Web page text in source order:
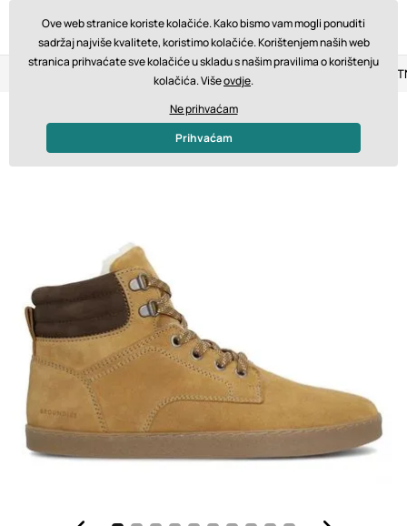
Povrat u roku od 14 dana Brza dostava od 200 €
Ove web stranice koriste kolačiće. Kako bismo vam mogli ponuditi
sadržaj najviše kvalitete, koristimo kolačiće. Korištenjem naših web
stranica prihvaćate sve kolačiće u skladu s našim pravilima o korištenju
kolačića. Višeovdje.
Ne prihvaćam
Prihvaćam